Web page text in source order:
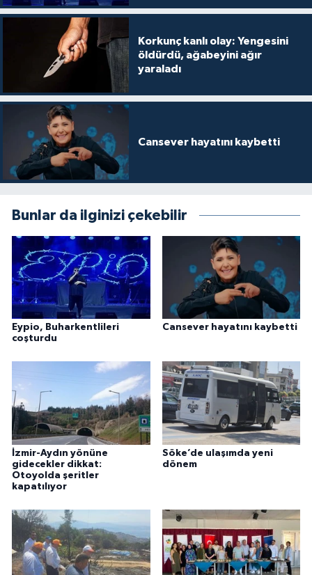
Korkunç kanlı olay: Yengesini
öldürdü, ağabeyini ağır
yaraladı
Cansever hayatını kaybetti
Bunlar da ilginizi çekebilir
Eypio, Buharkentlileri
coşturdu
Cansever hayatını kaybetti
İzmir-Aydın yönüne
gidecekler dikkat:
Otoyolda şeritler
kapatılıyor
Söke’de ulaşımda yeni
dönem